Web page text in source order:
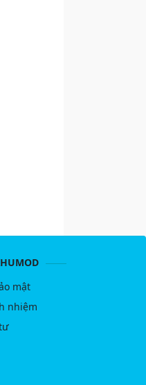
mật
nhiệm